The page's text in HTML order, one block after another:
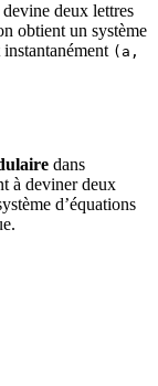
deux lettres
obtient un système
(a,
dans
à deviner deux
d’équations